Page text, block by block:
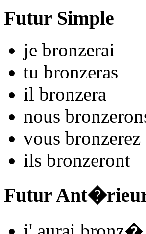
Futur Simple
je bronzerai
tu bronzeras
il bronzera
nous bronzer
vous bronzerez
ils bronzeront
Futur